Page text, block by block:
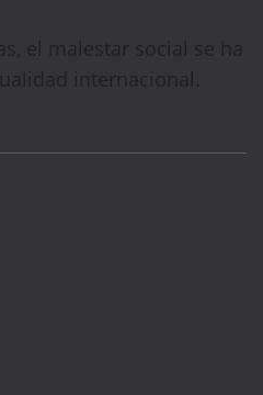
el malestar social se ha
internacional.